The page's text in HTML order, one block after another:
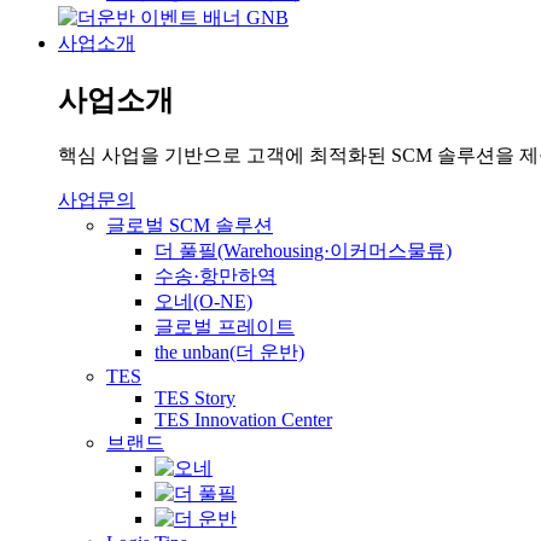
사업소개
사업소개
핵심 사업을 기반으로 고객에 최적화된 SCM 솔루션을
사업문의
글로벌 SCM 솔루션
더 풀필(Warehousing·이커머스물류)
수송·항만하역
오네(O-NE)
글로벌 프레이트
the unban(더 운반)
TES
TES Story
TES Innovation Center
브랜드